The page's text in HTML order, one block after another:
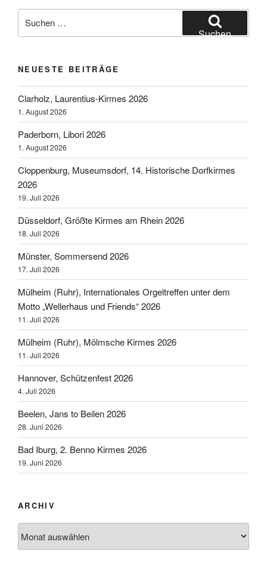
nach:
Suchen
NEUESTE BEITRÄGE
Clarholz, Laurentius-Kirmes 2026
1. August 2026
Paderborn, Libori 2026
1. August 2026
Cloppenburg, Museumsdorf, 14. Historische Dorfkirmes
2026
19. Juli 2026
Düsseldorf, Größte Kirmes am Rhein 2026
18. Juli 2026
Münster, Sommersend 2026
17. Juli 2026
Mülheim (Ruhr), Internationales Orgeltreffen unter dem
Motto „Wellerhaus und Friends“ 2026
11. Juli 2026
Mülheim (Ruhr), Mölmsche Kirmes 2026
11. Juli 2026
Hannover, Schützenfest 2026
4. Juli 2026
Beelen, Jans to Beilen 2026
28. Juni 2026
Bad Iburg, 2. Benno Kirmes 2026
19. Juni 2026
ARCHIV